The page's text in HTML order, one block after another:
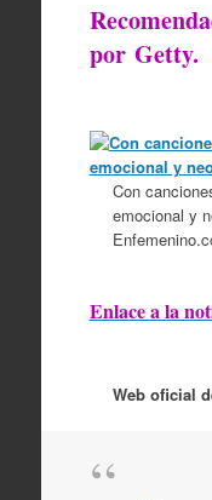
por Getty.
Con
emocional y
Enlace a la
Web oficial